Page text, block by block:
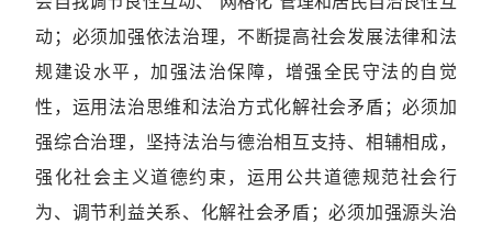
动；必须加强依法治理，不断提高社会发展法律和法
规建设水平，加强法治保障，增强全民守法的自觉
性，运用法治思维和法治方式化解社会矛盾；必须加
强综合治理，坚持法治与德治相互支持、相辅相成，
强化社会主义道德约束，运用公共道德规范社会行
为、调节利益关系、化解社会矛盾；必须加强源头治